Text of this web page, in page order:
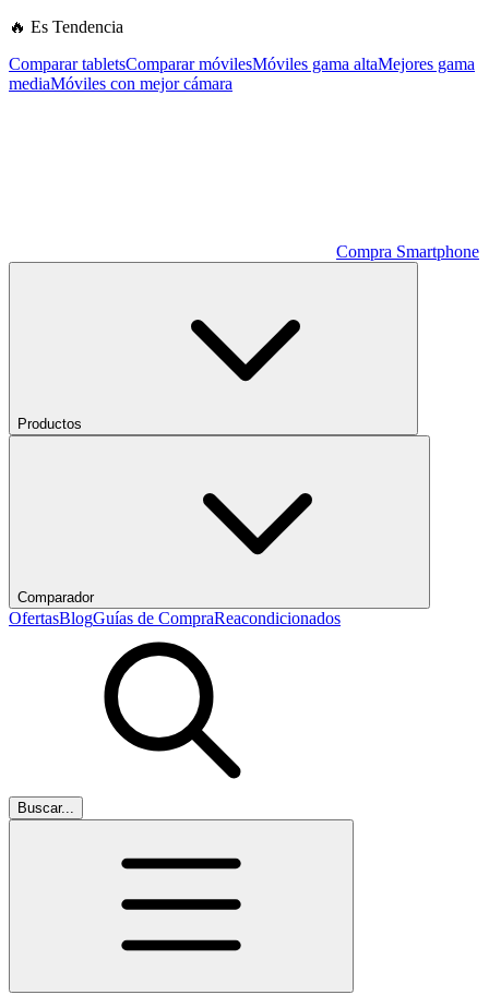
🔥 Es Tendencia
Comparar tabletsComparar móvilesMóviles gama altaMejores gama
mediaMóviles con mejor cámara
Compra Smartphone
Productos
Comparador
OfertasBlogGuías de CompraReacondicionados
Buscar...